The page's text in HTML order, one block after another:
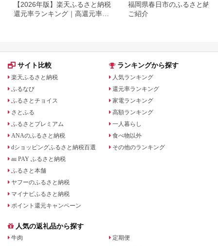
【2026年版】楽天ふるさと納税
還元率ランキング｜高還元率返
福岡県春日市のふるさと納税
ご紹介
サイト比較
楽天ふるさと納税
ふるなび
ふるさとチョイス
さとふる
ふるさとプレミアム
ANAのふるさと納税
dショッピングふるさと納税百選
au PAY ふるさと納税
ふるさと本舗
ヤフーのふるさと納税
マイナビふるさと納税
ポイント還元キャンペーン
ランキングから探す
人気ランキング
還元率ランキング
家電ランキング
高額ランキング
一人暮らし
食べ物以外
その他のランキング
人気の返礼品から探す
牛肉
定期便